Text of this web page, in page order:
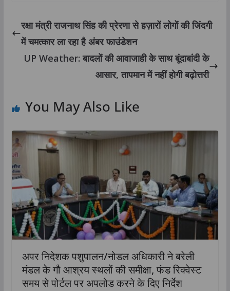
रक्षा मंत्री राजनाथ सिंह की प्रेरणा से हज़ारों लोगों की जिंदगी
में चमत्कार ला रहा है अंबर फाउंडेशन
UP Weather: बादलों की आवाजाही के साथ बूंदाबांदी के
आसार, तापमान में नहीं होगी बढ़ोत्तरी
You May Also Like
अपर निदेशक पशुपालन/नोडल अधिकारी ने बरेली
मंडल के गौ आश्रय स्थलों की समीक्षा, फंड रिक्वेस्ट
समय से पोर्टल पर अपलोड करने के दिए निर्देश